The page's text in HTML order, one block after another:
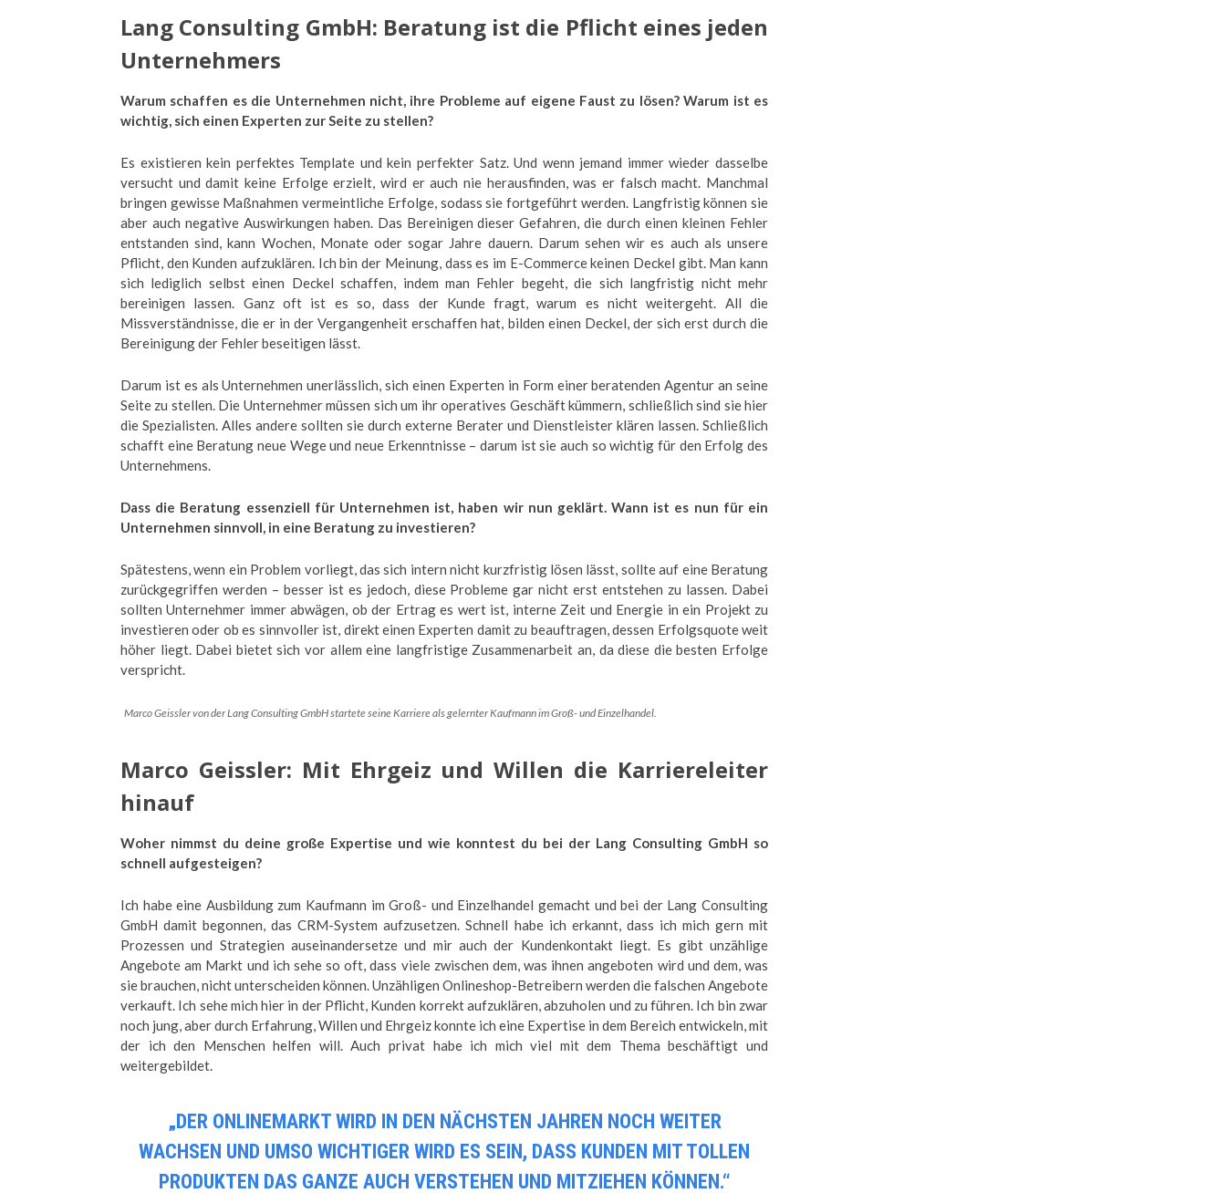
Lang Consulting GmbH: Beratung ist die Pflicht eines jeden
Unternehmers
Warum schaffen es die Unternehmen nicht, ihre Probleme auf eigene Faust zu lösen? Warum ist es
wichtig, sich einen Experten zur Seite zu stellen?
Es existieren kein perfektes Template und kein perfekter Satz. Und wenn jemand immer wieder dasselbe
versucht und damit keine Erfolge erzielt, wird er auch nie herausfinden, was er falsch macht. Manchmal
bringen gewisse Maßnahmen vermeintliche Erfolge, sodass sie fortgeführt werden. Langfristig können sie
aber auch negative Auswirkungen haben. Das Bereinigen dieser Gefahren, die durch einen kleinen Fehler
entstanden sind, kann Wochen, Monate oder sogar Jahre dauern. Darum sehen wir es auch als unsere
Pflicht, den Kunden aufzuklären. Ich bin der Meinung, dass es im E-Commerce keinen Deckel gibt. Man kann
sich lediglich selbst einen Deckel schaffen, indem man Fehler begeht, die sich langfristig nicht mehr
bereinigen lassen. Ganz oft ist es so, dass der Kunde fragt, warum es nicht weitergeht. All die
Missverständnisse, die er in der Vergangenheit erschaffen hat, bilden einen Deckel, der sich erst durch die
Bereinigung der Fehler beseitigen lässt.
Darum ist es als Unternehmen unerlässlich, sich einen Experten in Form einer beratenden Agentur an seine
Seite zu stellen. Die Unternehmer müssen sich um ihr operatives Geschäft kümmern, schließlich sind sie hier
die Spezialisten. Alles andere sollten sie durch externe Berater und Dienstleister klären lassen. Schließlich
schafft eine Beratung neue Wege und neue Erkenntnisse – darum ist sie auch so wichtig für den Erfolg des
Unternehmens.
Dass die Beratung essenziell für Unternehmen ist, haben wir nun geklärt. Wann ist es nun für ein
Unternehmen sinnvoll, in eine Beratung zu investieren?
Spätestens, wenn ein Problem vorliegt, das sich intern nicht kurzfristig lösen lässt, sollte auf eine Beratung
zurückgegriffen werden – besser ist es jedoch, diese Probleme gar nicht erst entstehen zu lassen. Dabei
sollten Unternehmer immer abwägen, ob der Ertrag es wert ist, interne Zeit und Energie in ein Projekt zu
investieren oder ob es sinnvoller ist, direkt einen Experten damit zu beauftragen, dessen Erfolgsquote weit
höher liegt. Dabei bietet sich vor allem eine langfristige Zusammenarbeit an, da diese die besten Erfolge
verspricht.
Marco Geissler von der Lang Consulting GmbH startete seine Karriere als gelernterKaufmann im Groß- und Einzelhandel.
Marco Geissler: Mit Ehrgeiz und Willen die Karriereleiter
hinauf
Woher nimmst du deine große Expertise und wie konntest du bei der Lang Consulting GmbH so
schnell aufgesteigen?
Ich habe eine Ausbildung zum Kaufmann im Groß- und Einzelhandel gemacht und bei der Lang Consulting
GmbH damit begonnen, das CRM-System aufzusetzen. Schnell habe ich erkannt, dass ich mich gern mit
Prozessen und Strategien auseinandersetze und mir auch der Kundenkontakt liegt. Es gibt unzählige
Angebote am Markt und ich sehe so oft, dass viele zwischen dem, was ihnen angeboten wird und dem, was
sie brauchen, nicht unterscheiden können. Unzähligen Onlineshop-Betreibern werden die falschen Angebote
verkauft. Ich sehe mich hier in der Pflicht, Kunden korrekt aufzuklären, abzuholen und zu führen. Ich bin zwar
noch jung, aber durch Erfahrung, Willen und Ehrgeiz konnte ich eine Expertise in dem Bereich entwickeln, mit
der ich den Menschen helfen will.Auch privat habe ich mich viel mit dem Thema beschäftigt und
weitergebildet.
„DER ONLINEMARKT WIRD IN DEN NÄCHSTEN JAHREN NOCH WEITER
WACHSEN UND UMSO WICHTIGER WIRD ES SEIN, DASS KUNDEN MIT TOLLEN
PRODUKTEN DAS GANZE AUCH VERSTEHEN UND MITZIEHEN KÖNNEN.“